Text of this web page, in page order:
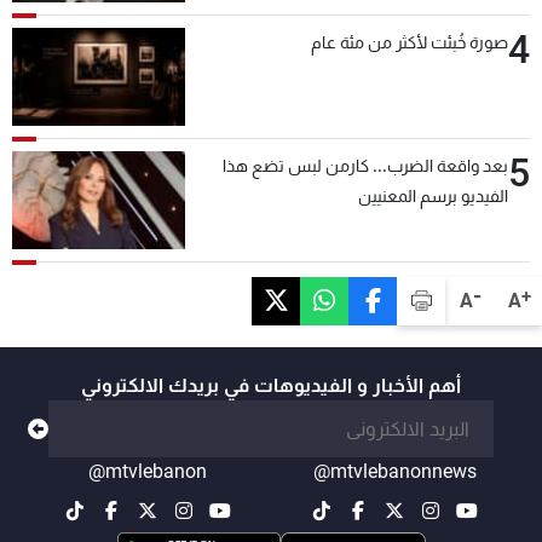
A+
A-
4صورة خُبئت لأكثر من مئة عام
5بعد واقعة الضرب... كارمن لبس تضع هذا
الفيديو برسم المعنيين
أهم الأخبار و الفيديوهات في بريدك الالكتروني
@mtvlebanonnews
@mtvlebanon